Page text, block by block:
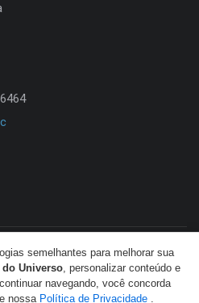
semelhantes para melhorar sua
do Universo, personalizar conteúdo e
navegando, você concorda
e nossa Política de Privacidade .
Todos os direitos reservados.